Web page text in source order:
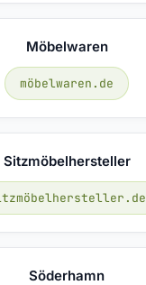
Möbelwaren
möbelwaren.de
Sitzmöbelhersteller
Söderhamn